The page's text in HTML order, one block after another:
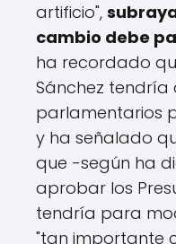
artificio",
cambio debe
ha recordado
Sánchez
parlamentarios
y ha señalado
que -según ha
aprobar los
tendría para
"tan importante